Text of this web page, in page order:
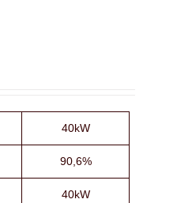
40kW
90,6%
40kW